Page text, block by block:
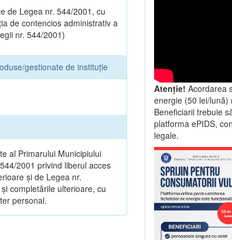
de Legea nr. 544/2001, cu
de contencios administrativ a
nr. 544/2001)
gestionate de instituție
al Primarului Municipiului
2001 privind liberul acces
și de Legea nr.
completările ulterioare, cu
personal.
Atenție! Acordarea
energie (50 lei/lună)
Beneficiarii trebuie
platforma ePIDS,
legale.